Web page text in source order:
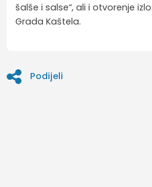
šalše i salse“, ali i otvorenje
Grada Kaštela.
Podijeli